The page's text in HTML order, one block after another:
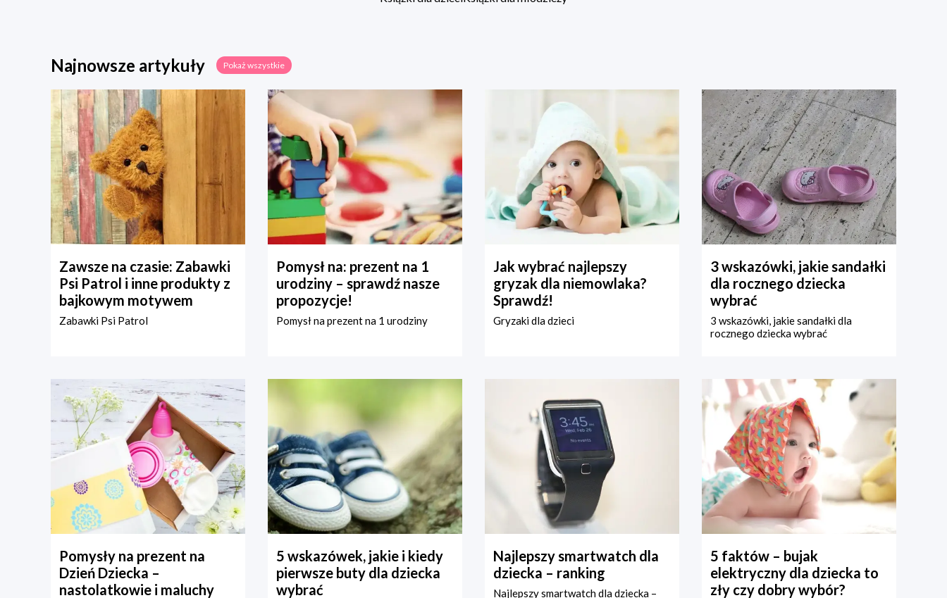
Najnowsze artykuły Pokaż wszystkie
Zawsze na czasie: Zabawki
Psi Patrol i inne produkty z
bajkowym motywem
Zabawki Psi Patrol
Pomysł na: prezent na 1
urodziny – sprawdź nasze
propozycje!
Pomysł na prezent na 1 urodziny
Jak wybrać najlepszy
gryzak dla niemowlaka?
Sprawdź!
Gryzaki dla dzieci
3 wskazówki, jakie sandałki
dla rocznego dziecka
wybrać
3 wskazówki, jakie sandałki dla
rocznego dziecka wybrać
Pomysły na prezent na
Dzień Dziecka –
nastolatkowie i maluchy
5 wskazówek, jakie i kiedy
pierwsze buty dla dziecka
wybrać
Najlepszy smartwatch dla
dziecka – ranking
Najlepszy smartwatch dla dziecka –
5 faktów – bujak
elektryczny dla dziecka to
zły czy dobry wybór?